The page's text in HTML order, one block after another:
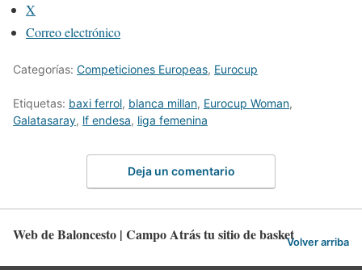
X
Correo electrónico
Categorías: Competiciones Europeas, Eurocup
Etiquetas: baxi ferrol, blanca millan, Eurocup Woman,
Galatasaray, lf endesa, liga femenina
Deja un comentario
Web de Baloncesto | Campo Atrás tu sitio de basketVolver arriba